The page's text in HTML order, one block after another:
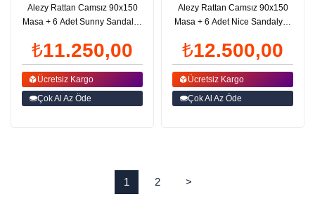
Alezy Rattan Camsız 90x150
Masa + 6 Adet Sunny Sandalye
₺11.250,00
Ücretsiz Kargo
Çok Al Az Öde
Alezy Rattan Camsız 90x150
Masa + 6 Adet Nice Sandalye |
₺12.500,00
Ücretsiz Kargo
Çok Al Az Öde
1 2 >